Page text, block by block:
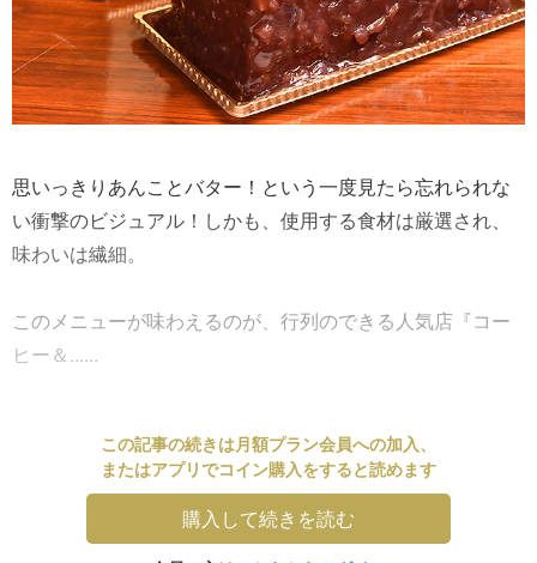
思いっきりあんことバター！という一度見たら忘れられな
い衝撃のビジュアル！しかも、使用する食材は厳選され、
味わいは繊細。
このメニューが味わえるのが、行列のできる人気店『コー
ヒー＆......
この記事の続きは月額プラン会員への加入、
またはアプリでコイン購入をすると読めます
購入して続きを読む